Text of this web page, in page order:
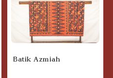
Batik Azmiah